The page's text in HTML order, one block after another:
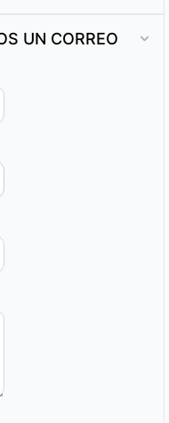
UN CORREO